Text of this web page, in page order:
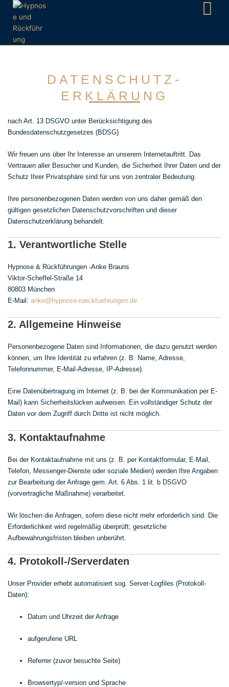
Zum
Inhalt
springen
DATENSCHUTZ-
ERKLÄRUNG
nach Art. 13 DSGVO unter Berücksichtigung des
Bundesdatenschutzgesetzes (BDSG)
Wir freuen uns über Ihr Interesse an unserem Internetauftritt. Das
Vertrauen aller Besucher und Kunden, die Sicherheit Ihrer Daten und der
Schutz Ihrer Privatsphäre sind für uns von zentraler Bedeutung.
Ihre personenbezogenen Daten werden von uns daher gemäß den
gültigen gesetzlichen Datenschutzvorschriften und dieser
Datenschutzerklärung behandelt.
1. Verantwortliche Stelle
Hypnose & Rückführungen -Anke Brauns
Viktor-Scheffel-Straße 14
80803 München
E-Mail: anke@hypnose-rueckfuehrungen.de
2. Allgemeine Hinweise
Personenbezogene Daten sind Informationen, die dazu genutzt werden
können, um Ihre Identität zu erfahren (z. B. Name, Adresse,
Telefonnummer, E-Mail-Adresse, IP-Adresse).
Eine Datenübertragung im Internet (z. B. bei der Kommunikation per E-
Mail) kann Sicherheitslücken aufweisen. Ein vollständiger Schutz der
Daten vor dem Zugriff durch Dritte ist nicht möglich.
3. Kontaktaufnahme
Bei der Kontaktaufnahme mit uns (z. B. per Kontaktformular, E-Mail,
Telefon, Messenger-Dienste oder soziale Medien) werden Ihre Angaben
zur Bearbeitung der Anfrage gem. Art. 6 Abs. 1 lit. b DSGVO
(vorvertragliche Maßnahme) verarbeitet.
Wir löschen die Anfragen, sofern diese nicht mehr erforderlich sind. Die
Erforderlichkeit wird regelmäßig überprüft; gesetzliche
Aufbewahrungsfristen bleiben unberührt.
4. Protokoll-/Serverdaten
Unser Provider erhebt automatisiert sog. Server-Logfiles (Protokoll-
Daten):
Datum und Uhrzeit der Anfrage
aufgerufene URL
Referrer (zuvor besuchte Seite)
Browsertyp/-version und Sprache